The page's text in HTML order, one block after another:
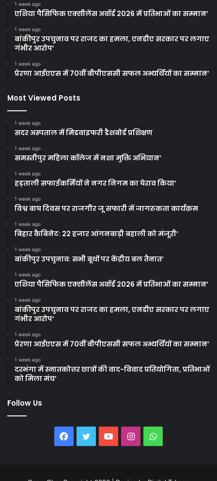
1 week ago
एशिया पैसिफिक एक्सीलेंस अवॉर्ड 2026 में प्रतिभाओं का सम्मान’
1 week ago
बांकीपुर उपचुनाव पर राजद का हमला, एनडीए सरकार पर लगाए
गंभीर आरोप’
1 week ago
प्रेरणा आईएएस में 70वीं बीपीएससी सफल अभ्यर्थियों का सम्मान’
Most Viewed Posts
1 week ago
सदर अस्पताल में मिडवाइफरी डैशबोर्ड प्रशिक्षण
1 week ago
समस्तीपुर महिला कॉलेज में नशा मुक्ति अभियान’
1 week ago
हड़ताली सफाईकर्मियों ने नगर निगम का घेराव किया’
1 week ago
विश्व बाघ दिवस पर राजगीर जू सफारी में जागरूकता कार्यक्रम
1 week ago
बिहार कैबिनेट: 22 हजार आंगनबाड़ी बहाली को मंजूरी’
1 week ago
बांकीपुर उपचुनाव: सभी बूथों पर केंद्रीय बल तैनात’
1 week ago
एशिया पैसिफिक एक्सीलेंस अवॉर्ड 2026 में प्रतिभाओं का सम्मान’
1 week ago
बांकीपुर उपचुनाव पर राजद का हमला, एनडीए सरकार पर लगाए
गंभीर आरोप’
1 week ago
प्रेरणा आईएएस में 70वीं बीपीएससी सफल अभ्यर्थियों का सम्मान’
1 week ago
दरभंगा में स्नातकोत्तर छात्रों की वाद-विवाद प्रतियोगिता, प्रतिभाओं
को मिला मंच’
Follow Us
Facebook
TwitterYouTubeInstagramWhatsApp